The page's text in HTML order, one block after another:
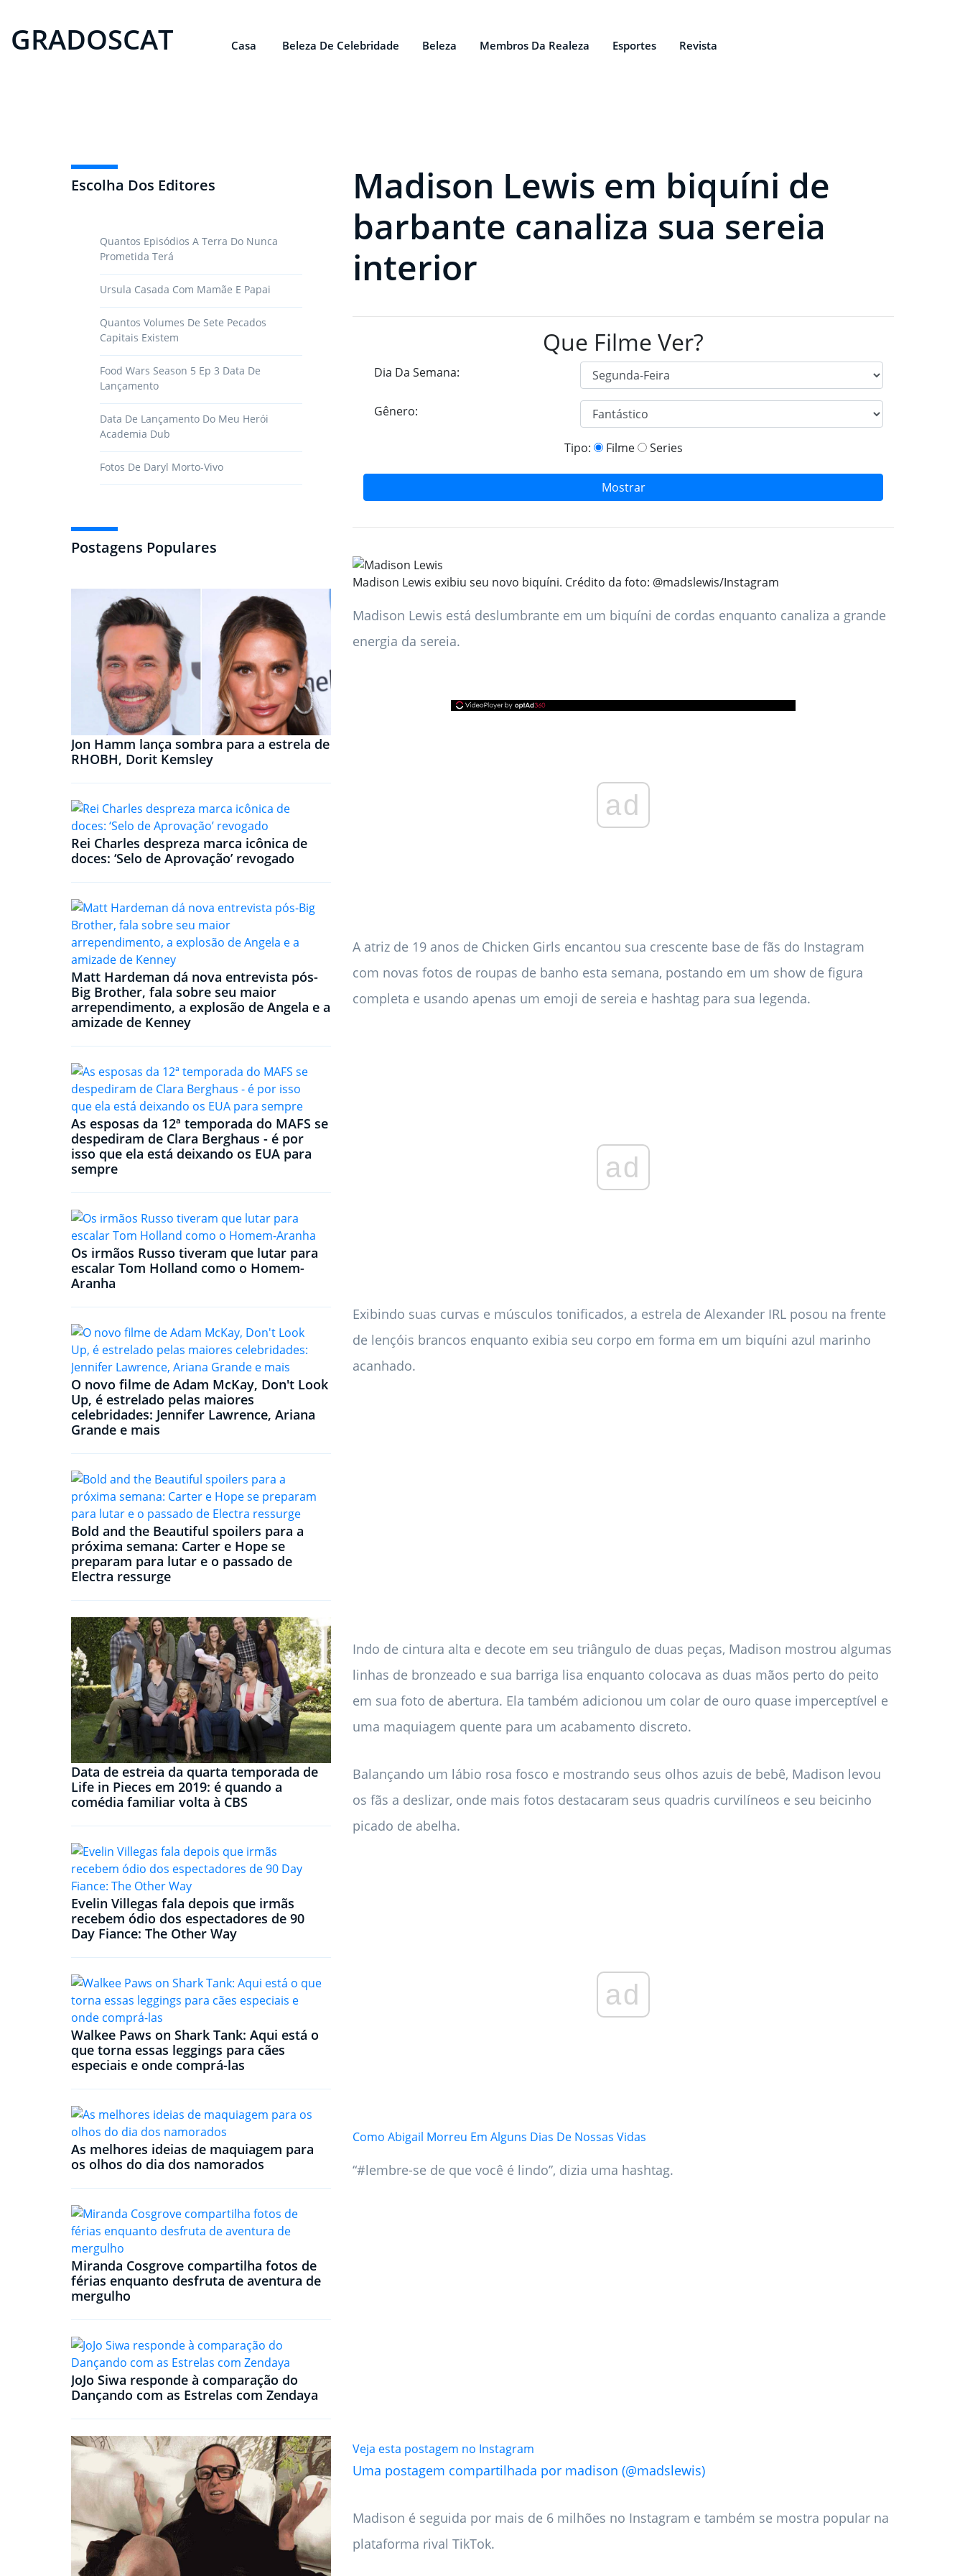
GRADOSCAT Casa Beleza De Celebridade Beleza Membros Da Realeza Esportes Revista
Escolha Dos Editores
Quantos Episódios A Terra Do Nunca
Prometida Terá
Ursula Casada Com Mamãe E Papai
Quantos Volumes De Sete Pecados
Capitais Existem
Food Wars Season 5 Ep 3 Data De
Lançamento
Data De Lançamento Do Meu Herói
Academia Dub
Fotos De Daryl Morto-Vivo
Postagens Populares
Jon Hamm lança sombra para a estrela de
RHOBH, Dorit Kemsley
Rei Charles despreza marca icônica de
doces: ‘Selo de Aprovação’ revogado
Matt Hardeman dá nova entrevista pós-
Big Brother, fala sobre seu maior
arrependimento, a explosão de Angela e a
amizade de Kenney
As esposas da 12ª temporada do MAFS se
despediram de Clara Berghaus - é por
isso que ela está deixando os EUA para
sempre
Os irmãos Russo tiveram que lutar para
escalar Tom Holland como o Homem-
Aranha
O novo filme de Adam McKay, Don't Look
Up, é estrelado pelas maiores
celebridades: Jennifer Lawrence, Ariana
Grande e mais
Bold and the Beautiful spoilers para a
próxima semana: Carter e Hope se
preparam para lutar e o passado de
Electra ressurge
Data de estreia da quarta temporada de
Life in Pieces em 2019: é quando a
comédia familiar volta à CBS
Evelin Villegas fala depois que irmãs
recebem ódio dos espectadores de 90
Day Fiance: The Other Way
Walkee Paws on Shark Tank: Aqui está o
que torna essas leggings para cães
especiais e onde comprá-las
As melhores ideias de maquiagem para
os olhos do dia dos namorados
Miranda Cosgrove compartilha fotos de
férias enquanto desfruta de aventura de
mergulho
JoJo Siwa responde à comparação do
Dançando com as Estrelas com Zendaya
Madison Lewis em biquíni de
barbante canaliza sua sereia
interior
Que Filme Ver?
Dia Da Semana:
Gênero:
Tipo: Filme Series
Mostrar
Madison Lewis exibiu seu novo biquíni. Crédito da foto: @madslewis/Instagram
Madison Lewis está deslumbrante em um biquíni de cordas enquanto canaliza a grande
energia da sereia.
ad
A atriz de 19 anos de Chicken Girls encantou sua crescente base de fãs do Instagram
com novas fotos de roupas de banho esta semana, postando em um show de figura
completa e usando apenas um emoji de sereia e hashtag para sua legenda.
ad
Exibindo suas curvas e músculos tonificados, a estrela de Alexander IRL posou na frente
de lençóis brancos enquanto exibia seu corpo em forma em um biquíni azul marinho
acanhado.
Indo de cintura alta e decote em seu triângulo de duas peças, Madison mostrou algumas
linhas de bronzeado e sua barriga lisa enquanto colocava as duas mãos perto do peito
em sua foto de abertura. Ela também adicionou um colar de ouro quase imperceptível e
uma maquiagem quente para um acabamento discreto.
Balançando um lábio rosa fosco e mostrando seus olhos azuis de bebê, Madison levou
os fãs a deslizar, onde mais fotos destacaram seus quadris curvilíneos e seu beicinho
picado de abelha.
ad
Como Abigail Morreu Em Alguns Dias De Nossas Vidas
“#lembre-se de que você é lindo”, dizia uma hashtag.
Veja esta postagem no Instagram
Uma postagem compartilhada por madison (@madslewis)
Madison é seguida por mais de 6 milhões no Instagram e também se mostra popular na
plataforma rival TikTok.